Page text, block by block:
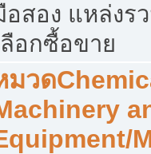
อสอง แหล่งร
ลือกซื้อขาย
มวด